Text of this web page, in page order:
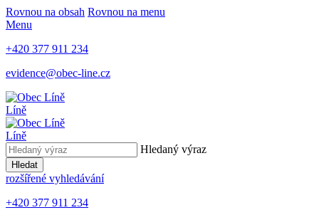
Rovnou na obsah Rovnou na menu
Menu
+420 377 911 234
evidence@obec-line.cz
Líně
Líně
Hledaný výraz
Hledat
rozšířené vyhledávání
+420 377 911 234